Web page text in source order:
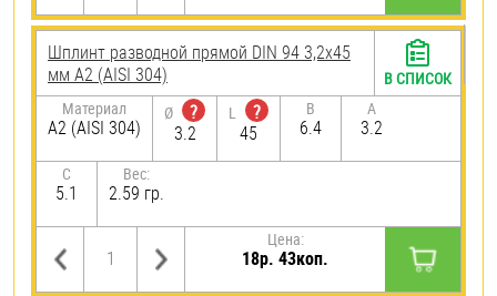
Шплинт разводной прямой DIN 94 3,2х45
мм А2 (AISI 304)
Материал
А2 (AISI 304)
Ø
?
3.2
L
?
45
B
6.4
A
3.2
C
5.1
Вес:
2.59 гр.
Цена:
18р. 43коп.
В СПИСОК